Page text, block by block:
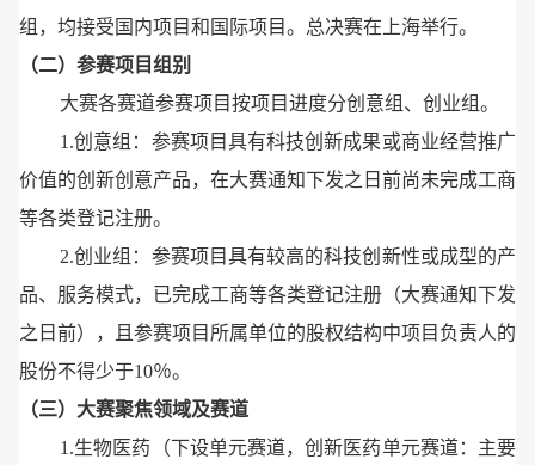
组，均接受国内项目和国际项目。总决赛在上海举行。
（二）参赛项目组别
大赛各赛道参赛项目按项目进度分创意组、创业组。
1.创意组：参赛项目具有科技创新成果或商业经营推广
价值的创新创意产品，在大赛通知下发之日前尚未完成工商
等各类登记注册。
2.创业组：参赛项目具有较高的科技创新性或成型的产
品、服务模式，已完成工商等各类登记注册（大赛通知下发
之日前），且参赛项目所属单位的股权结构中项目负责人的
股份不得少于10％。
（三）大赛聚焦领域及赛道
1.生物医药（下设单元赛道，创新医药单元赛道：主要